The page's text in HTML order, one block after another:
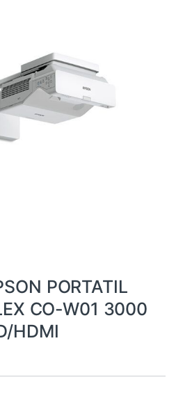
PORTATIL
CO-W01 3000
HDMI